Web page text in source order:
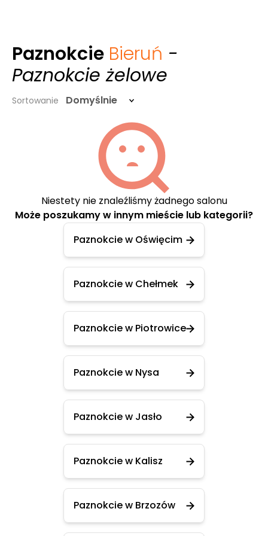
Paznokcie Bieruń -
Paznokcie żelowe
Sortowanie Domyślnie
Niestety nie znaleźliśmy żadnego salonu
Może poszukamy w innym mieście lub kategorii?
Paznokcie w Oświęcim
Paznokcie w Chełmek
Paznokcie w Piotrowice
Paznokcie w Nysa
Paznokcie w Jasło
Paznokcie w Kalisz
Paznokcie w Brzozów